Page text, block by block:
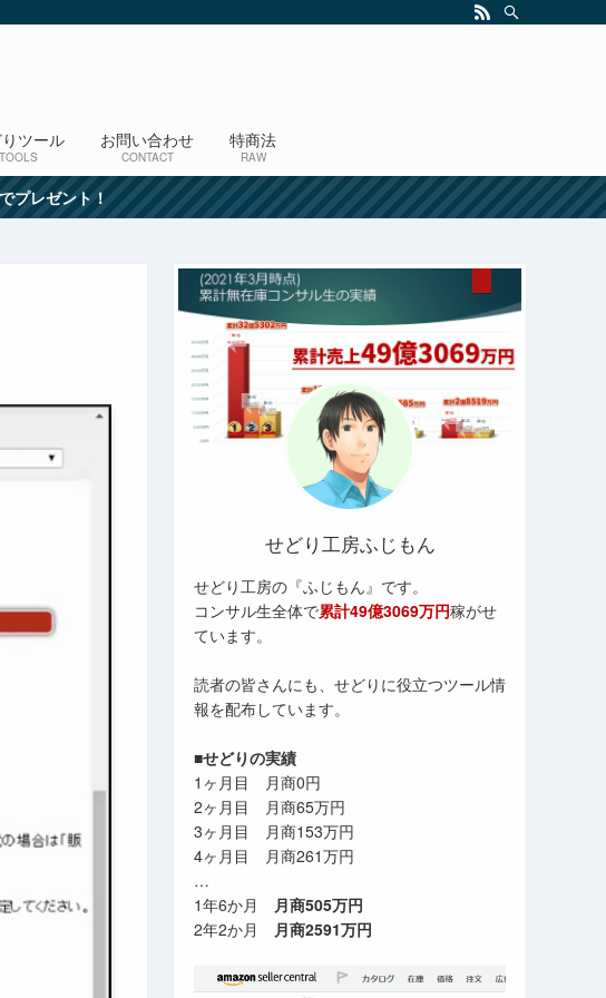
ツール
TOOLS
お問い合わせ
CONTACT
特商法
RAW
プレゼント！
せどり工房ふじもん
せどり工房の『ふじもん』です。
コンサル生全体で累計49億3069万円稼がせ
ています。
読者の皆さんにも、せどりに役立つツール情
報を配布しています。
■せどりの実績
1ヶ月目 月商0円
2ヶ月目 月商65万円
3ヶ月目 月商153万円
4ヶ月目 月商261万円
…
1年6か月 月商505万円
2年2か月 月商2591万円